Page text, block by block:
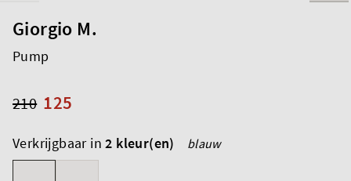
Giorgio M.
Pump
125
210
Verkrijgbaar in2 kleur(en) blauw